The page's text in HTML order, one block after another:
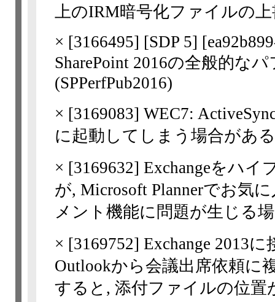
上のIRM暗号化ファイルの
× [3166495] [SDP 5]
SharePoint 2016の全般的な
(SPPerfPub2016)
× [3169083] WEC7:
に起動してしまう場合がある
× [3169632] Exchangeをハイ
が, Microsoft Plannerでお気
メント機能に問題が生じる
× [3169752] Exchange 2013
Outlookから会議出席依頼に
すると, 添付ファイルの位置